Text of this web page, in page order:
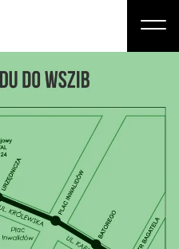
Studia
Studia podyplomowe i kursy
Student
Biznes